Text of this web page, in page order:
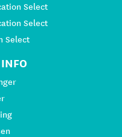
Select
Select
Select